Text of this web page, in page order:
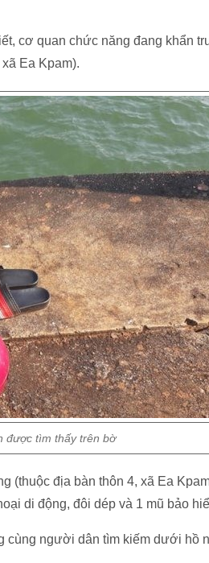
cơ quan chức năng đang khẩn
Ea Kpam).
được tìm thấy trên bờ
(thuộc địa bàn thôn 4, xã Ea
di động, đôi dép và 1 mũ bảo
cùng người dân tìm kiếm dưới hồ